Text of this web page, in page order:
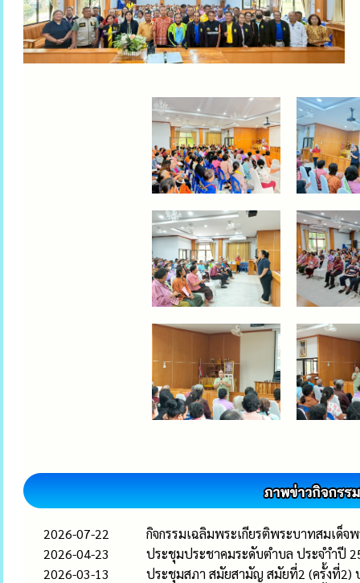
2026-07-22
กิจกรรมเฉลิมพระเกียรติพระบาทสมเด็จ
2026-04-23
ประชุมประชาคมระดับตำบล ประจำำปี
2026-03-13
ประชุมสภา สมัยสามัญ สมัยที่2 (ครั้งที่2)